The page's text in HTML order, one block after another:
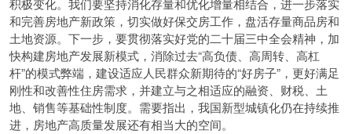
积极变化。我们要坚持消化存量和优化增量相结合，进一步落实
和完善房地产新政策，切实做好保交房工作，盘活存量商品房和
土地资源。下一步，要贯彻落实好党的二十届三中全会精神，加
快构建房地产发展新模式，消除过去“高负债、高周转、高杠
杆”的模式弊端，建设适应人民群众新期待的“好房子”，更好满足
刚性和改善性住房需求，并建立与之相适应的融资、财税、土
地、销售等基础性制度。需要指出，我国新型城镇化仍在持续推
进，房地产高质量发展还有相当大的空间。